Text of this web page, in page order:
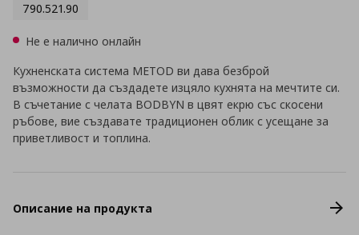
790.521.90
Не е налично онлайн
Кухненската система METOD ви дава безброй
възможности да създадете изцяло кухнята на мечтите си.
В съчетание с челата BODBYN в цвят екрю със скосени
ръбове, вие създавате традиционен облик с усещане за
приветливост и топлина.
Описание на продукта